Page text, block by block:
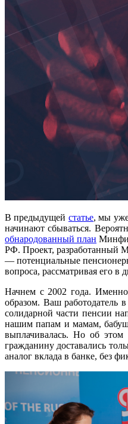
В предыдущей статье, мы уже
начинают сбываться.
обнародованный план
РФ. Проект, разработанный
— потенциальные
вопроса, рассматривая его в
Начнем с 2002 года. Именно
образом. Ваш работодатель
солидарной части пенсии
нашим папам и мамам,
выплачивалась. Но об
гражданину доставались
аналог вклада в банке, без